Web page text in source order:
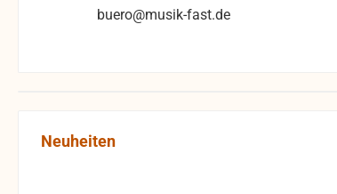
buero@musik-fast.de
Produktgalerie überspringen
Neuheiten